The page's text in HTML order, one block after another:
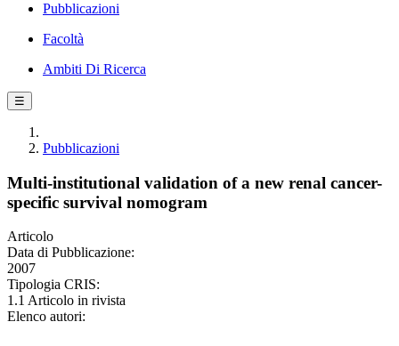
Pubblicazioni
Facoltà
Ambiti Di Ricerca
☰
Pubblicazioni
Multi-institutional validation of a new renal cancer-
specific survival nomogram
Articolo
Data di Pubblicazione:
2007
Tipologia CRIS:
1.1 Articolo in rivista
Elenco autori: